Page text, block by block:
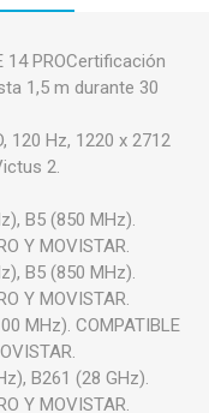
14 PROCertificación
1,5 m durante 30
120 Hz, 1220 x 2712
2.
B5 (850 MHz).
Y MOVISTAR.
B5 (850 MHz).
Y MOVISTAR.
MHz). COMPATIBLE
B261 (28 GHz).
Y MOVISTAR.